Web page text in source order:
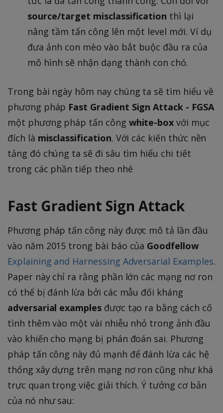
source/target misclassification thì lại
nâng tầm tấn công lên một level mới. Ví dụ
đưa ảnh con mèo vào bắt buộc đầu ra của
mô hình sẽ nhận dạng thành con chó.
Trong bài ngày hôm nay chúng ta sẽ tìm hiểu về
phương pháp Fast Gradient Sign Attack - FGSA
một phương pháp tấn công white-box với mục
đích là misclassification. Với các kiến thức nền
tảng đó chúng ta sẽ đi sâu tìm hiểu chi tiết
trong các phần tiếp theo nhé
Fast Gradient Sign Attack
Phương pháp tấn công này được mô tả lần đầu
vào năm 2015 trong bài báo của Goodfellow
Explaining and Harnessing Adversarial Examples.
Paper này chỉ ra rằng phần lớn các mạng nơ ron
có thể bị đánh lừa bởi các mẫu đối kháng
adversarial examplesđược tạo ra bằng cách cố
tình thêm vào một vài nhiễu nhỏ trong ảnh đầu
vào khiến cho mạng bị phán đoán sai. Phương
pháp tấn công này đủ mạnh để đánh lừa các hệ
thống xây dựng trên mạng nơ ron cũng như khá
trực quan trọng việc giải thích. Ý tưởng cơ bản
của nó như sau: